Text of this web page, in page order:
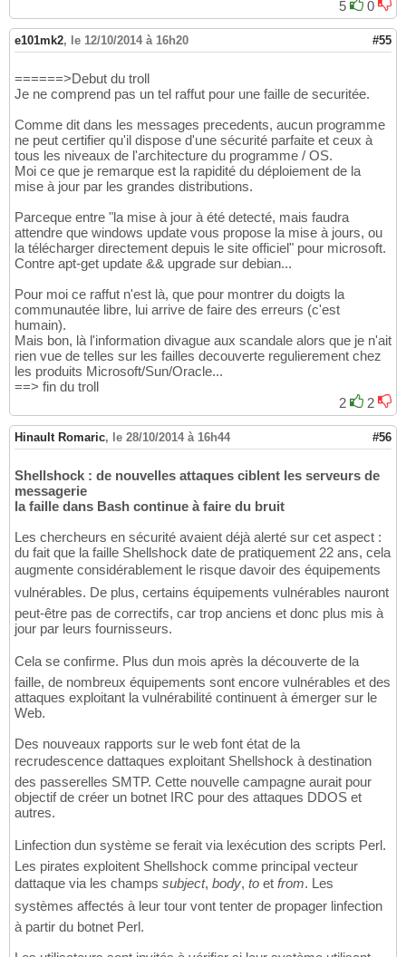
5
0
e101mk2, le 12/10/2014 à 16h20 #55
======>Debut du troll
Je ne comprend pas un tel raffut pour une faille de securitée.
Comme dit dans les messages precedents, aucun programme
ne peut certifier qu'il dispose d'une sécurité parfaite et ceux à
tous les niveaux de l'architecture du programme / OS.
Moi ce que je remarque est la rapidité du déploiement de la
mise à jour par les grandes distributions.
Parceque entre "la mise à jour à été detecté, mais faudra
attendre que windows update vous propose la mise à jours, ou
la télécharger directement depuis le site officiel" pour microsoft.
Contre apt-get update && upgrade sur debian...
Pour moi ce raffut n'est là, que pour montrer du doigts la
communautée libre, lui arrive de faire des erreurs (c'est
humain).
Mais bon, là l'information divague aux scandale alors que je n'ait
rien vue de telles sur les failles decouverte regulierement chez
les produits Microsoft/Sun/Oracle...
==> fin du troll
2
2
Hinault Romaric, le 28/10/2014 à 16h44 #56
Shellshock : de nouvelles attaques ciblent les serveurs de
messagerie
la faille dans Bash continue à faire du bruit
Les chercheurs en sécurité avaient déjà alerté sur cet aspect :
du fait que la faille Shellshock date de pratiquement 22 ans, cela
augmente considérablement le risque davoir des équipements
vulnérables. De plus, certains équipements vulnérables nauront
peut-être pas de correctifs, car trop anciens et donc plus mis à
jour par leurs fournisseurs.
Cela se confirme. Plus dun mois après la découverte de la
faille, de nombreux équipements sont encore vulnérables et des
attaques exploitant la vulnérabilité continuent à émerger sur le
Web.
Des nouveaux rapports sur le web font état de la
recrudescence dattaques exploitant Shellshock à destination
des passerelles SMTP. Cette nouvelle campagne aurait pour
objectif de créer un botnet IRC pour des attaques DDOS et
autres.
Linfection dun système se ferait via lexécution des scripts Perl.
Les pirates exploitent Shellshock comme principal vecteur
dattaque via les champs subject, body, to et from. Les
systèmes affectés à leur tour vont tenter de propager linfection
à partir du botnet Perl.